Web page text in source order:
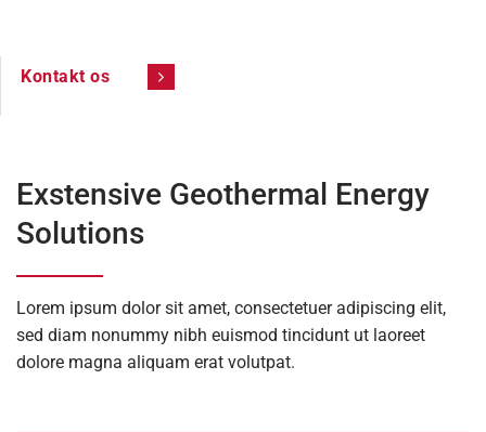
Kontakt os
Exstensive Geothermal Energy
Solutions
Lorem ipsum dolor sit amet, consectetuer adipiscing elit,
sed diam nonummy nibh euismod tincidunt ut laoreet
dolore magna aliquam erat volutpat.